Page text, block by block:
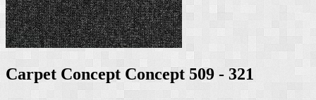
Carpet Concept Concept 509 - 321